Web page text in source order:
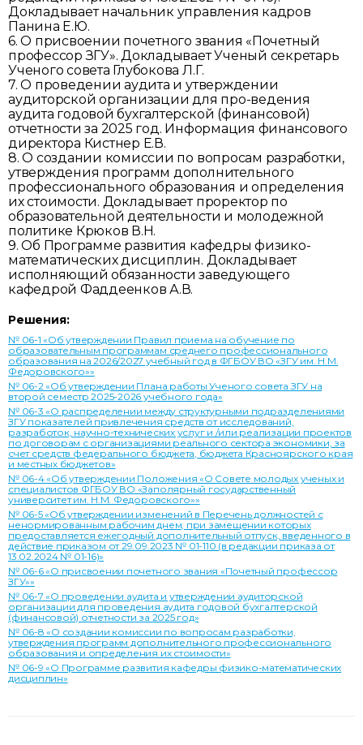
Докладывает начальник управления кадров
Панина Е.Ю.
6. О присвоении почетного звания «Почетный
профессор ЗГУ». Докладывает Ученый секретарь
Ученого совета Глубокова Л.Г.
7. О проведении аудита и утверждении
аудиторской организации для про-ведения
аудита годовой бухгалтерской (финансовой)
отчетности за 2025 год. Информация финансового
директора Кистнер Е.В.
8. О создании комиссии по вопросам разработки,
утверждения программ дополнительного
профессионального образования и определения
их стоимости. Докладывает проректор по
образовательной деятельности и молодежной
политике Крюков В.Н.
9. Об Программе развития кафедры физико-
математических дисциплин. Докладывает
исполняющий обязанности заведующего
кафедрой Фаддеенков А.В.
Решения:
№ 06-1 «Об утверждении Правил приема на обучение по
образовательным программам среднего профессионального
образования на 2026/2027 учебный год в ФГБОУ ВО «ЗГУ им. Н.М.
Федоровского»»
№ 06-2 «Об утверждении Плана работы Ученого совета ЗГУ на
второй семестр 2025-2026 учебного года»
№ 06-3 «О распределении между структурными подразделениями
ЗГУ показателей привлечения средств от исследований,
разработок, научно-технических услуг и /или реализации проектов
по договорам с организациями реального сектора экономики, за
счет средств федерального бюджета, бюджета Красноярского края
и местных бюджетов»
№ 06-4 «Об утверждении Положения «О Совете молодых ученых и
специалистов ФГБОУ ВО «Заполярный государственный
университет им. Н.М. Федоровского»»
№ 06-5 «Об утверждении изменений в Перечень должностей с
ненормированным рабочим днем, при замещении которых
предоставляется ежегодный дополнительный отпуск, введенного в
действие приказом от 29.09.2023 № 01-110 (в редакции приказа от
13.02.2024 № 01-16)»
№ 06-6 «О присвоении почетного звания «Почетный профессор
ЗГУ»»
№ 06-7 «О проведении аудита и утверждении аудиторской
организации для проведения аудита годовой бухгалтерской
(финансовой) отчетности за 2025 год»
№ 06-8 «О создании комиссии по вопросам разработки,
утверждения программ дополнительного профессионального
образования и определения их стоимости»
№ 06-9 «О Программе развития кафедры физико-математических
дисциплин»